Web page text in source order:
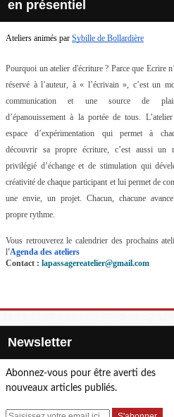
en présentiel
Ateliers animés par Sybille de Bollardière
Pourquoi un atelier d'écriture ? Parce que Ecrire
réservé à l’auteur, à « l’écrivain », c’est un
communication et une source de
d’épanouissement à la portée de tous.
espace d’expérimentation qui permet à
découvrir sa propre écriture, c’est aussi un
privilégié d’échange et de stimulation qui
créativité de chaque participant et lui permet de
une envie, un projet. Chacun, chacune
propre rythme.
Vous retrouverez le calendrier des prochains
l'Agenda des ateliers
Contact : lapassagereatelier@gmail.com
Newsletter
Abonnez-vous pour être averti des
nouveaux articles publiés.